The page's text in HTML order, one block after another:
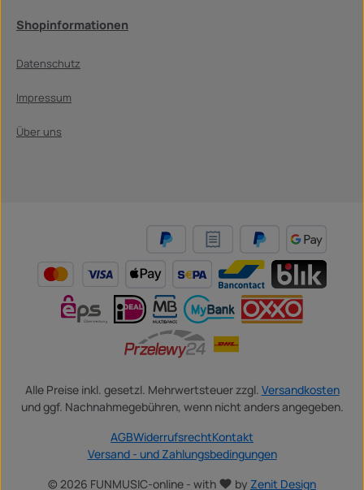
Shopinformationen
Datenschutz
Impressum
Über uns
Alle Preise inkl. gesetzl. Mehrwertsteuer zzgl. Versandkosten
und ggf. Nachnahmegebühren, wenn nicht anders angegeben.
© 2026 FUNMUSIC-online - with by Zenit Design
AGBWiderrufsrechtKontakt
Versand - und Zahlungsbedingungen